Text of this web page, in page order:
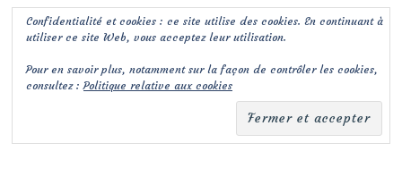
Confidentialité et cookies : ce site utilise des cookies. En continuant à
utiliser ce site Web, vous acceptez leur utilisation.
Pour en savoir plus, notamment sur la façon de contrôler les cookies,
consultez :Politique relative aux cookies